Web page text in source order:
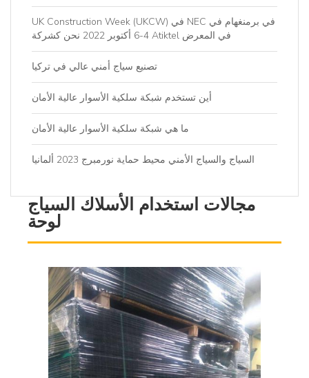
UK Construction Week (UKCW) في NEC في برمنغهام في
4-6 أكتوبر 2022 نحن كشركة Atiktel في المعرض
تصنيع سياج أمني عالي في تركيا
أين تستخدم شبكة سلكية الأسوار عالية الأمان
ما هي شبكة سلكية الأسوار عالية الأمان
السياج والسياج الأمني ​​محيط حماية نورمبرج 2023 ألمانيا
مجالات استخدام الأسلاك السياج
لوحة